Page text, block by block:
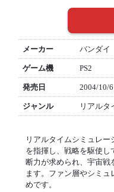
メーカー バンダイ
ゲーム機 PS2
発売日 2004/10/6
ジャンル リアルタ
リアルタイムシミュレ
を指揮し、戦略を駆使し
断力が求められ、宇宙戦
ます。ファン層やシミ
めです。